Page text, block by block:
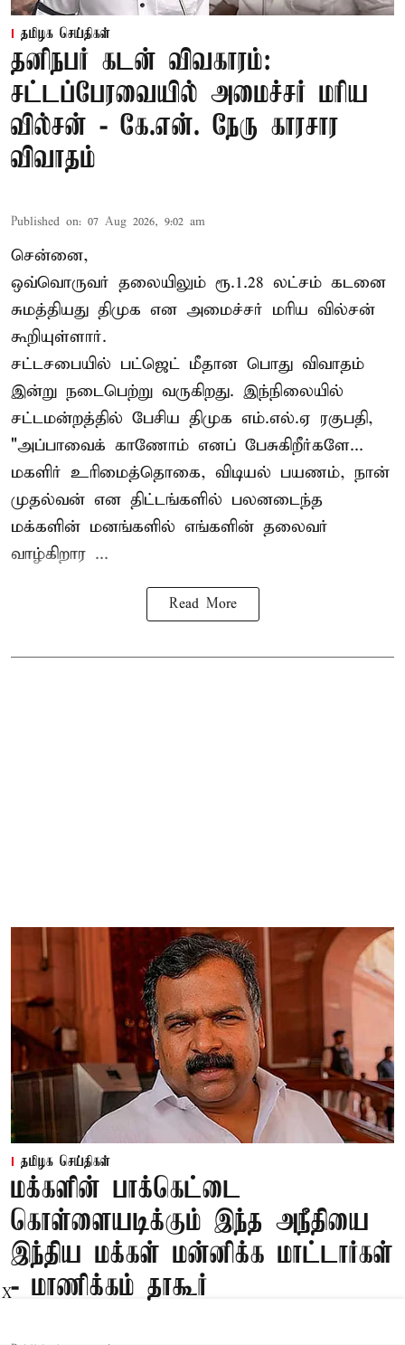
தமிழக செய்திகள்
தனிநபர் கடன் விவகாரம்:
சட்டப்பேரவையில் அமைச்சர் மரிய
வில்சன் - கே.என். நேரு காரசார
விவாதம்
Published on: 07 Aug 2026, 9:02 am
சென்னை,
ஒவ்வொருவர் தலையிலும் ரூ.1.28 லட்சம் கடனை
சுமத்தியது திமுக என அமைச்சர் மரிய வில்சன்
கூறியுள்ளார்.
சட்டசபையில் பட்ஜெட் மீதான பொது விவாதம்
இன்று நடைபெற்று வருகிறது. இந்நிலையில்
சட்டமன்றத்தில் பேசிய திமுக எம்.எல்.ஏ ரகுபதி,
"அப்பாவைக் காணோம் எனப் பேசுகிறீர்களே...
மகளிர் உரிமைத்தொகை, விடியல் பயணம், நான்
முதல்வன் என திட்டங்களில் பலனடைந்த
மக்களின் மனங்களில் எங்களின் தலைவர்
வாழ்கிறார ...
Read More
தமிழக செய்திகள்
மக்களின் பாக்கெட்டை
கொள்ளையடிக்கும் இந்த அநீதியை
இந்திய மக்கள் மன்னிக்க மாட்டார்கள்
- மாணிக்கம் தாகூர்
X